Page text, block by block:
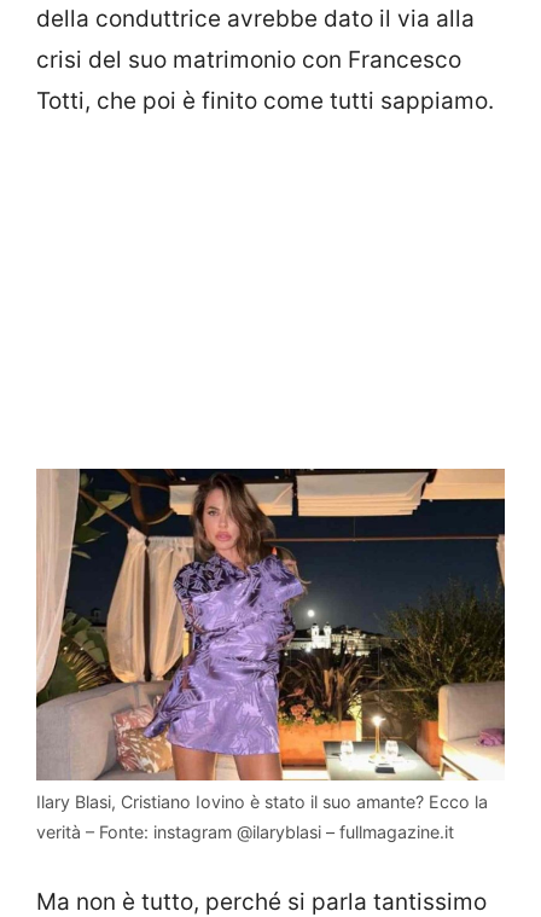
della conduttrice avrebbe dato il via alla
crisi del suo matrimonio con Francesco
Totti, che poi è finito come tutti sappiamo.
Ilary Blasi, Cristiano Iovino è stato il suo amante? Ecco la
verità – Fonte: instagram @ilaryblasi – fullmagazine.it
Ma non è tutto, perché si parla tantissimo